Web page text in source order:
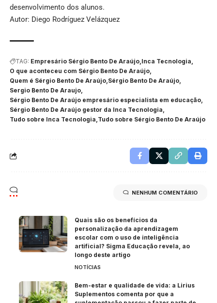
desenvolvimento dos alunos.
Autor: Diego Rodríguez Velázquez
TAG: Empresário Sérgio Bento De Araújo Inca Tecnologia
O que aconteceu com Sérgio Bento De Araújo
Quem é Sérgio Bento De Araújo Sérgio Bento De Araújo
Sergio Bento De Araujo
Sérgio Bento De Araújo empresário especialista em educação
Sérgio Bento De Araújo gestor da Inca Tecnologia
Tudo sobre Inca Tecnologia Tudo sobre Sérgio Bento De Araújo
NENHUM COMENTÁRIO
Quais são os benefícios da
personalização da aprendizagem
escolar com o uso de inteligência
artificial? Sigma Educação revela, ao
longo deste artigo
NOTÍCIAS
Bem-estar e qualidade de vida: a Lirius
Suplementos comenta por que a